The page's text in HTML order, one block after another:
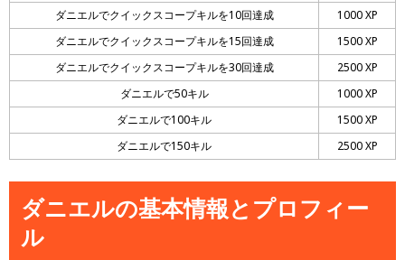
ダニエルでクイックスコープキルを10回達成
1000 XP
ダニエルでクイックスコープキルを15回達成
1500 XP
ダニエルでクイックスコープキルを30回達成
2500 XP
ダニエルで50キル
1000 XP
ダニエルで100キル
1500 XP
ダニエルで150キル
2500 XP
ダニエルの基本情報とプロフィー
ル